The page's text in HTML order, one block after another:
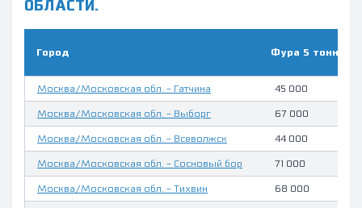
ОБЛАСТИ.
Город Фура 5 тонн,
Москва/Московская обл. - Гатчина 45 000
Москва/Московская обл. - Выборг 67 000
Москва/Московская обл. - Всеволжск 44 000
Москва/Московская обл. - Сосновый бор 71 000
Москва/Московская обл. - Тихвин 68 000